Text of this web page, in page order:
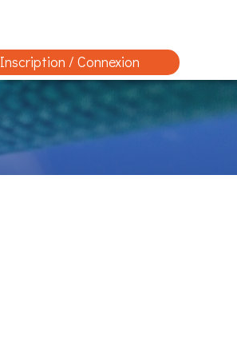
Inscription / Connexion